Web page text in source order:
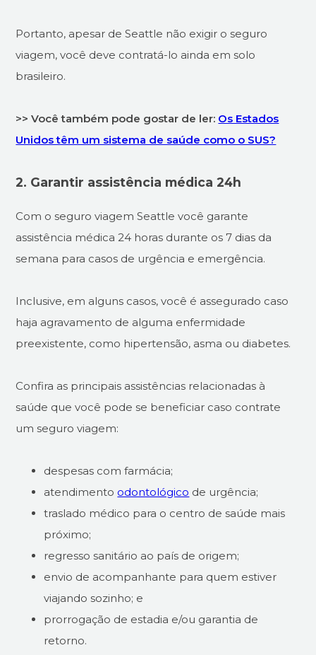
Portanto, apesar de Seattle não exigir o seguro
viagem, você deve contratá-lo ainda em solo
brasileiro.
>> Você também pode gostar de ler: Os Estados
Unidos têm um sistema de saúde como o SUS?
2. Garantir assistência médica 24h
Com o seguro viagem Seattle você garante
assistência médica 24 horas durante os 7 dias da
semana para casos de urgência e emergência.
Inclusive, em alguns casos, você é assegurado caso
haja agravamento de alguma enfermidade
preexistente, como hipertensão, asma ou diabetes.
Confira as principais assistências relacionadas à
saúde que você pode se beneficiar caso contrate
um seguro viagem:
despesas com farmácia;
atendimento odontológico de urgência;
traslado médico para o centro de saúde mais
próximo;
regresso sanitário ao país de origem;
envio de acompanhante para quem estiver
viajando sozinho; e
prorrogação de estadia e/ou garantia de
retorno.